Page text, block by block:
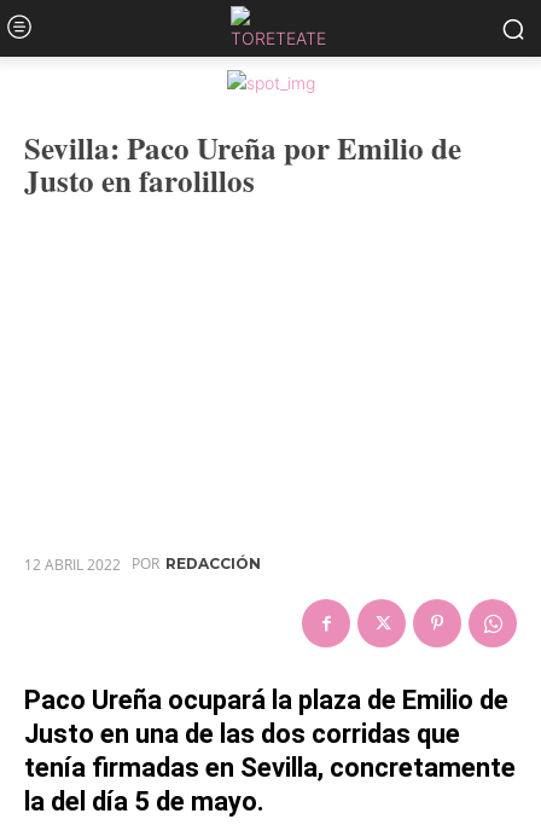
Sevilla: Paco Ureña por Emilio de
Justo en farolillos
12 ABRIL 2022 POR REDACCIÓN
Paco Ureña ocupará la plaza de Emilio de
Justo en una de las dos corridas que
tenía firmadas en Sevilla, concretamente
la del día 5 de mayo.